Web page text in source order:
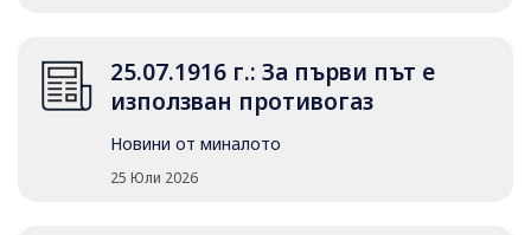
25.07.1916 г.: За първи път е
използван противогаз
Новини от миналото
25 Юли 2026